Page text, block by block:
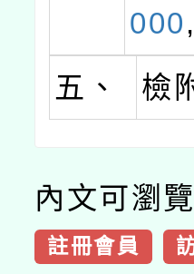
000
五、
檢
內文可瀏
註冊會員